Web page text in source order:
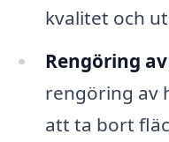
kvalitet och
Rengöring
rengöring av
att ta bort